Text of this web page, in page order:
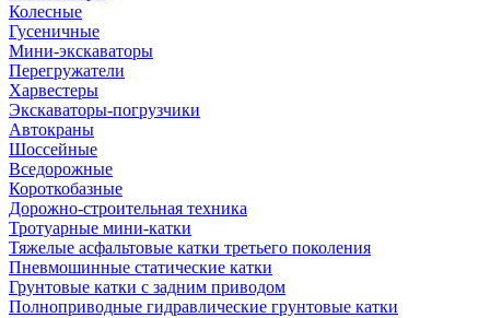
Колесные
Гусеничные
Мини-экскаваторы
Перегружатели
Харвестеры
Экскаваторы-погрузчики
Автокраны
Шоссейные
Вседорожные
Короткобазные
Дорожно-строительная техника
Тротуарные мини-катки
Тяжелые асфальтовые катки третьего поколения
Пневмошинные статические катки
Грунтовые катки с задним приводом
Полноприводные гидравлические грунтовые катки